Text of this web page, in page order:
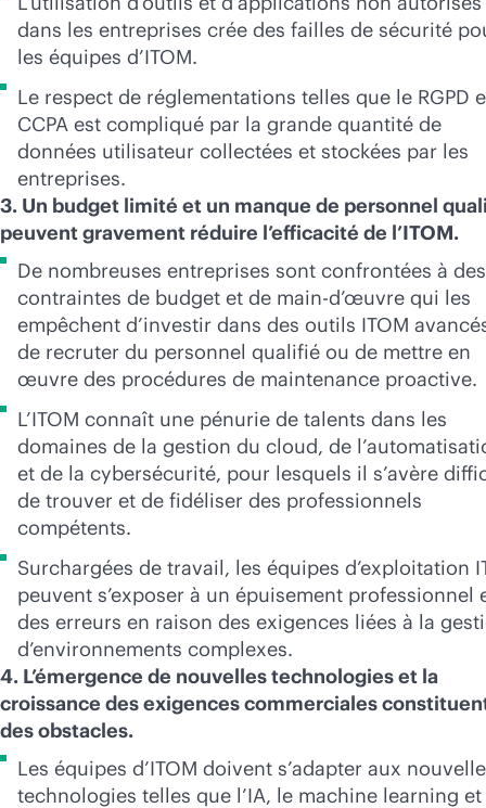
dans les entreprises crée des failles de sécurité
les équipes d’ITOM.
Le respect de réglementations telles que le RGPD
CCPA est compliqué par la grande quantité de
données utilisateur collectées et stockées par les
entreprises.
3. Un budget limité et un manque de personnel
peuvent gravement réduire l’efficacité de l’ITOM.
De nombreuses entreprises sont confrontées à des
contraintes de budget et de main-d’œuvre qui les
empêchent d’investir dans des outils ITOM
de recruter du personnel qualifié ou de mettre en
œuvre des procédures de maintenance proactive.
L’ITOM connaît une pénurie de talents dans les
domaines de la gestion du cloud, de
et de la cybersécurité, pour lesquels il s’avère
de trouver et de fidéliser des professionnels
compétents.
Surchargées de travail, les équipes d’exploitation
peuvent s’exposer à un épuisement professionnel
des erreurs en raison des exigences liées à la
d’environnements complexes.
4. L’émergence de nouvelles technologies et la
croissance des exigences commerciales
des obstacles.
Les équipes d’ITOM doivent s’adapter aux
technologies telles que l’IA, le machine learning et